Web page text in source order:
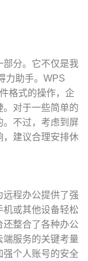
部分。它不仅是我
力助手。WPS
格式的操作，企
。对于一些简单的
。不过，考虑到屏
，建议合理安排休
远程办公提供了强
机或其他设备轻松
整合了各种办公
端服务的关键考量
强个人账号的安全